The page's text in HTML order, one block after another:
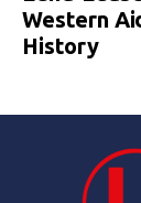
Western
History